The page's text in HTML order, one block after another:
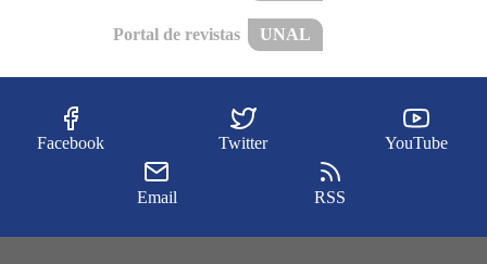
Portal de revistas UNAL
Facebook Twitter YouTube
Email RSS